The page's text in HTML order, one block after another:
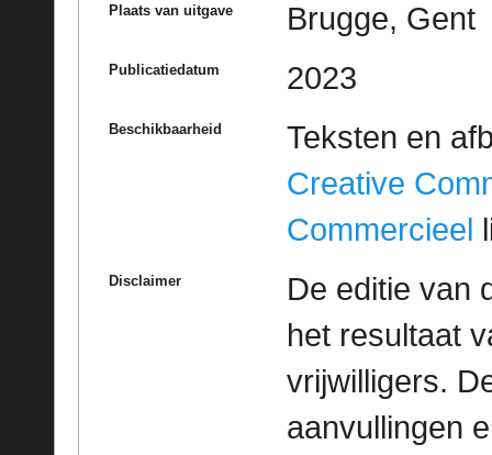
Plaats van uitgave Brugge, Gent
Publicatiedatum 2023
Beschikbaarheid
Teksten en
Creative
Commercieel
Disclaimer
De editie van
het resultaat
vrijwilligers.
aanvullingen